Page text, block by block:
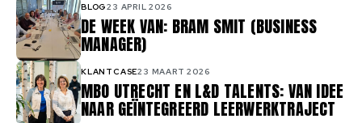
DE WEEK VAN: BRAM SMIT (BUSINESS
MANAGER)
BLOG23 APRIL 2026
MBO UTRECHT EN L&D TALENTS: VAN IDEE
NAAR GEÏNTEGREERD LEERWERKTRAJECT
KLANTCASE23 MAART 2026